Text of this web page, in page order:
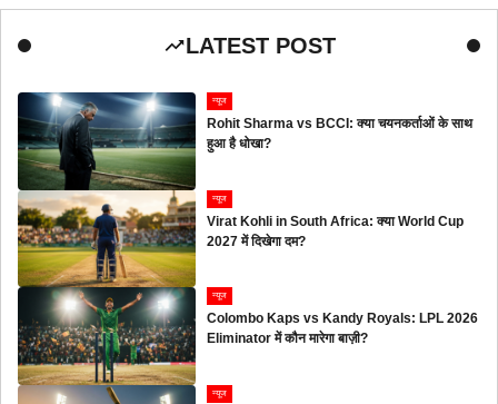
LATEST POST
न्यूज
Rohit Sharma vs BCCI: क्या चयनकर्ताओं के साथ
हुआ है धोखा?
न्यूज
Virat Kohli in South Africa: क्या World Cup
2027 में दिखेगा दम?
न्यूज
Colombo Kaps vs Kandy Royals: LPL 2026
Eliminator में कौन मारेगा बाज़ी?
न्यूज